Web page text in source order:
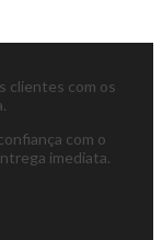
clientes com os
com o
imediata.